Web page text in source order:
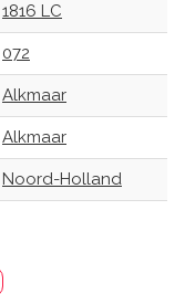
1816 LC
072
Alkmaar
Alkmaar
Noord-Holland